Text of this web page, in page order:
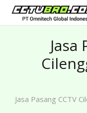
Jasa
Jasa Pasang CCTV